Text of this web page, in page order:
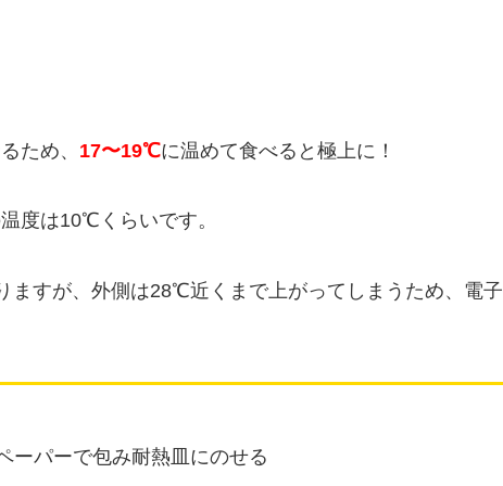
ため、 17〜19℃に温めて食べると極上に！
度は10℃くらいです。
すが、外側は28℃近くまで上がってしまうため、電子
ーパーで包み耐熱皿にのせる